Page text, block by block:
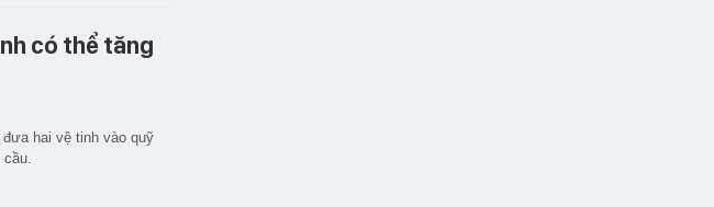
có thể tăng
hai vệ tinh vào quỹ
cầu.